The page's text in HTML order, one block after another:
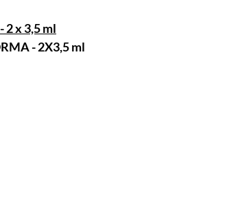
2 x 3,5 ml
- 2X3,5 ml